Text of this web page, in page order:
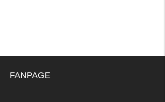
FANPAGE